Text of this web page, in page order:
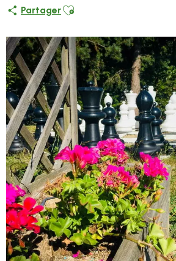
PartagerAjouter aux favoris